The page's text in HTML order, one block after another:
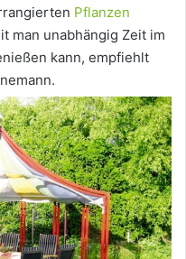
Pflanzen
man unabhängig Zeit im
kann, empfiehlt